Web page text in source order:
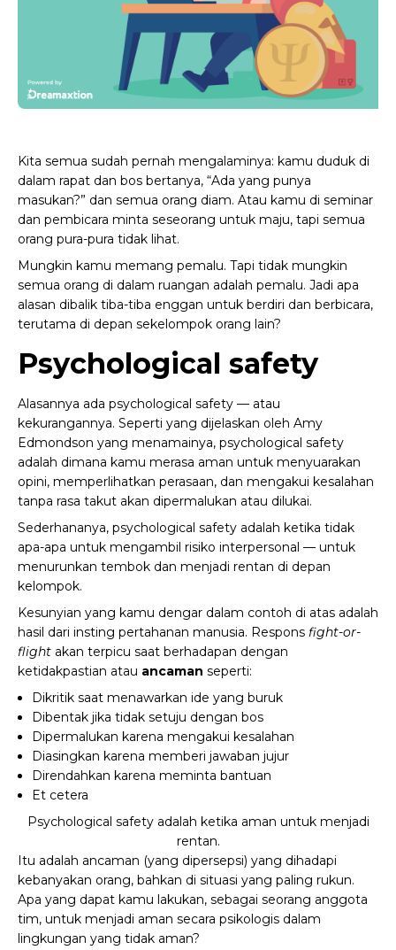
Kita semua sudah pernah mengalaminya: kamu duduk di
dalam rapat dan bos bertanya, “Ada yang punya
masukan?” dan semua orang diam. Atau kamu di seminar
dan pembicara minta seseorang untuk maju, tapi semua
orang pura-pura tidak lihat.
Mungkin kamu memang pemalu. Tapi tidak mungkin
semua orang di dalam ruangan adalah pemalu. Jadi apa
alasan dibalik tiba-tiba enggan untuk berdiri dan berbicara,
terutama di depan sekelompok orang lain?
Psychological safety
Alasannya ada psychological safety — atau
kekurangannya. Seperti yang dijelaskan oleh Amy
Edmondson yang menamainya, psychological safety
adalah dimana kamu merasa aman untuk menyuarakan
opini, memperlihatkan perasaan, dan mengakui kesalahan
tanpa rasa takut akan dipermalukan atau dilukai.
Sederhananya, psychological safety adalah ketika tidak
apa-apa untuk mengambil risiko interpersonal — untuk
menurunkan tembok dan menjadi rentan di depan
kelompok.
Kesunyian yang kamu dengar dalam contoh di atas adalah
hasil dari insting pertahanan manusia. Respons fight-or-
flight akan terpicu saat berhadapan dengan
ketidakpastian atau ancaman seperti:
Dikritik saat menawarkan ide yang buruk
Dibentak jika tidak setuju dengan bos
Dipermalukan karena mengakui kesalahan
Diasingkan karena memberi jawaban jujur
Direndahkan karena meminta bantuan
Et cetera
Psychological safety adalah ketika aman untuk menjadi
rentan.
Itu adalah ancaman (yang dipersepsi) yang dihadapi
kebanyakan orang, bahkan di situasi yang paling rukun.
Apa yang dapat kamu lakukan, sebagai seorang anggota
tim, untuk menjadi aman secara psikologis dalam
lingkungan yang tidak aman?